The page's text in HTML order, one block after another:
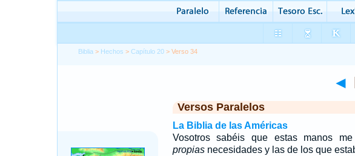
Biblia > Hechos >Capítulo 20 > Verso 34
◄
Versos Paralelos
La Biblia de las Américas
Vosotros sabéis que estas manos
propiasnecesidades y las de los que